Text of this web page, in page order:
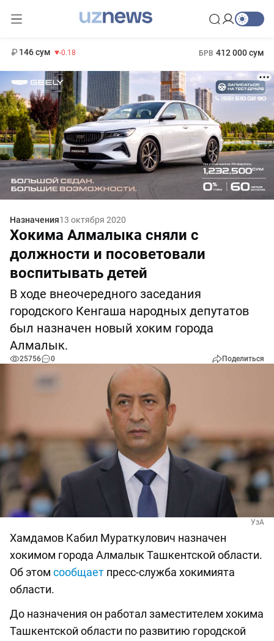
146 сум -0.18 БРВ 412 000 сум
Назначения13 октября 2020
Хокима Алмалыка сняли с
должности и посоветовали
воспитывать детей
В ходе внеочередного заседания
городского Кенгаша народных депутатов
был назначен новый хоким города
Алмалык.
25756 0 Поделиться
УзА
Хамдамов Кабил Мураткулович назначен
хокимом города Алмалык Ташкентской области.
Об этом сообщает пресс-служба хокимията
области.
До назначения он работал заместителем хокима
Ташкентской области по развитию городской